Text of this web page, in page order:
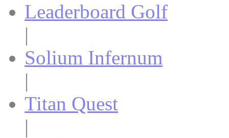
Leaderboard Golf
|
Solium Infernum
|
Titan Quest
|